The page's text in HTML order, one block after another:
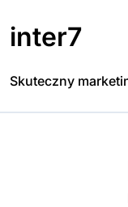
to
content
inter7
Skuteczny